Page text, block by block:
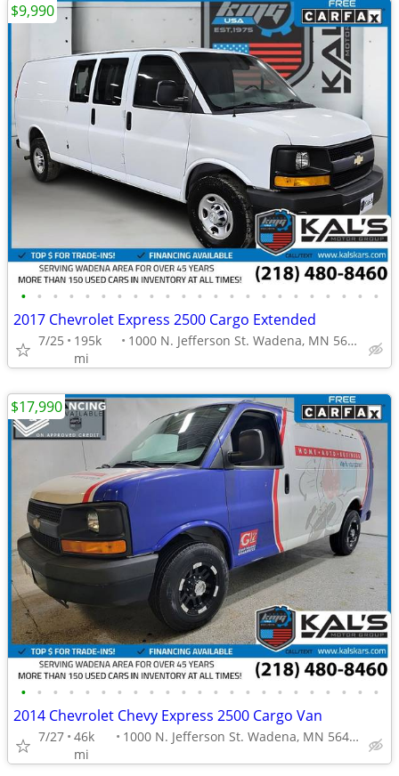
• • • • • • • • • • • • • • • • • • • • • • •
2017 Chevrolet Express 2500 Cargo Extended
7/25
195k
mi
1000 N. Jefferson St. Wadena, MN 56482
$9,990
• • • • • • • • • • • • • • • • • • • • • • •
2014 Chevrolet Chevy Express 2500 Cargo Van
7/27 46k
mi
1000 N. Jefferson St. Wadena, MN 56482
$17,990